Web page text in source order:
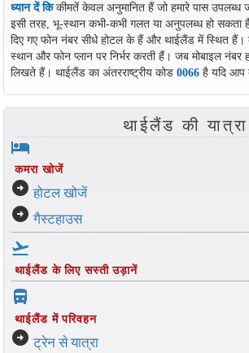
ध्यान दें किकीमतें केवल अनुमानित हैं जो हमारे पास उपलब्ध
इसी तरह, भू-स्थान कभी-कभी गलत या अनुपलब्ध हो सकता
दिए गए फोन नंबर सीधे होटल के हैं और थाईलैंड में स्थित
स्थान और फोन प्लान पर निर्भर करती हैं। जब मोबाइल नंबर
लिखते हैं। थाईलैंड का अंतरराष्ट्रीय कोड 0066है यदि आप
थाईलैंड की यात्रा
hotel
कमरा खोजें
arrow_circle_right होटल खोजें
arrow_circle_right गैस्टहाउस
flight_takeoff
थाईलैंड के लिए सस्ती उड़ानें
directions_bus_filled
थाईलैंड में परिवहन
arrow_circle_right ट्रेन से यात्रा